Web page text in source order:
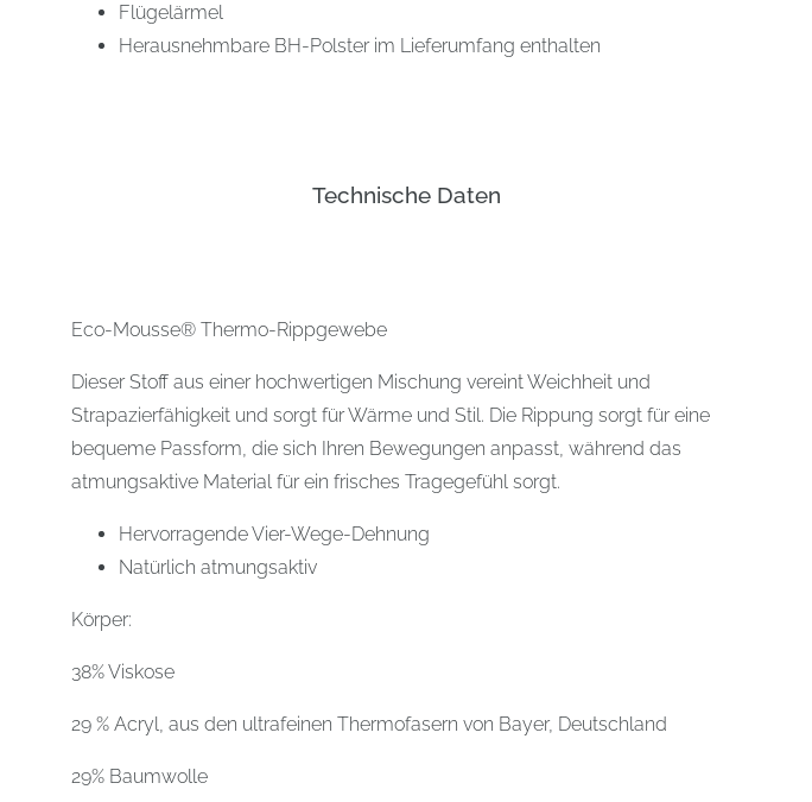
Flügelärmel
Herausnehmbare BH-Polster im Lieferumfang enthalten
Technische Daten
Eco-Mousse® Thermo-Rippgewebe
Dieser Stoff aus einer hochwertigen Mischung vereint Weichheit und
Strapazierfähigkeit und sorgt für Wärme und Stil. Die Rippung sorgt für eine
bequeme Passform, die sich Ihren Bewegungen anpasst, während das
atmungsaktive Material für ein frisches Tragegefühl sorgt.
Hervorragende Vier-Wege-Dehnung
Natürlich atmungsaktiv
Körper:
38% Viskose
29 % Acryl, aus den ultrafeinen Thermofasern von Bayer, Deutschland
29% Baumwolle